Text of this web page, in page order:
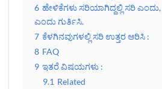
6 ಹೇಳಿಕೆಗಳು ಸರಿಯಾಗಿದ್ದಲ್ಲಿ ಸರಿ ಎಂದು,
ಎಂದು ಗುರ್ತಿಸಿ.
7 ಕೆಳಗಿನವುಗಳಲ್ಲಿ ಸರಿ ಉತ್ತರ ಆರಿಸಿ :
8 FAQ
9 ಇತರೆ ವಿಷಯಗಳು :
9.1 Related